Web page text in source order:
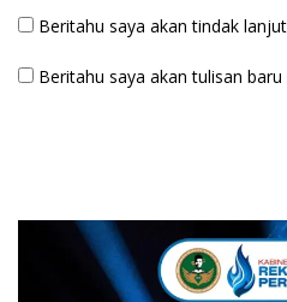
Beritahu saya akan tindak
Beritahu saya akan tulisan baru